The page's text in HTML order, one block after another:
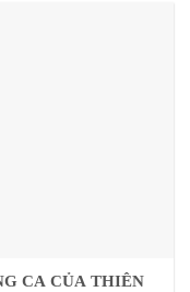
CA CỦA THIÊN